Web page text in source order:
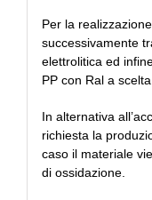
Per la
successivamente
elettrolitica ed
PP con Ral a scelta.
In alternativa
richiesta la
caso il materiale
di ossidazione.